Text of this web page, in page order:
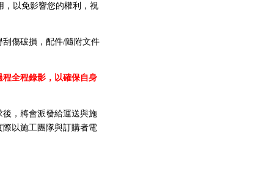
，以免影響您的權利，祝
傷破損，配件/隨附文件
全程錄影，以確保自身
，將會派發給運送與施
以施工團隊與訂購者電